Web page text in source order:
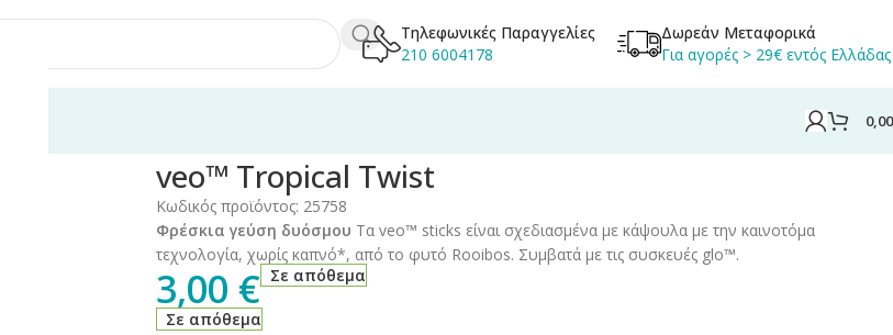
Τηλεφωνικές Παραγγελίες
210 6004178
Δωρεάν Μεταφορικά
Για αγορές > 29€ εντός
veo™ Tropical Twist
Κωδικός προϊόντος: 25758
Φρέσκια γεύση δυόσμου Τα veo™ sticks είναι σχεδιασμένα με κάψουλα με την καινοτόμα
τεχνολογία, χωρίς καπνό*, από το φυτό Rooibos. Συμβατά με τις συσκευές glo™.
3,00 € Σε απόθεμα
Σε απόθεμα